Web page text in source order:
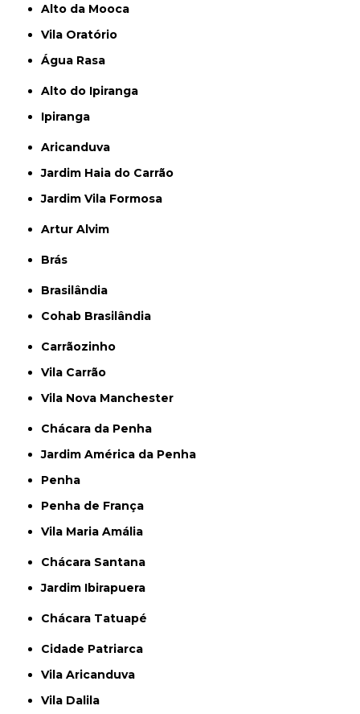
Alto da Mooca
Vila Oratório
Água Rasa
Alto do Ipiranga
Ipiranga
Aricanduva
Jardim Haia do Carrão
Jardim Vila Formosa
Artur Alvim
Brás
Brasilândia
Cohab Brasilândia
Carrãozinho
Vila Carrão
Vila Nova Manchester
Chácara da Penha
Jardim América da Penha
Penha
Penha de França
Vila Maria Amália
Chácara Santana
Jardim Ibirapuera
Chácara Tatuapé
Cidade Patriarca
Vila Aricanduva
Vila Dalila